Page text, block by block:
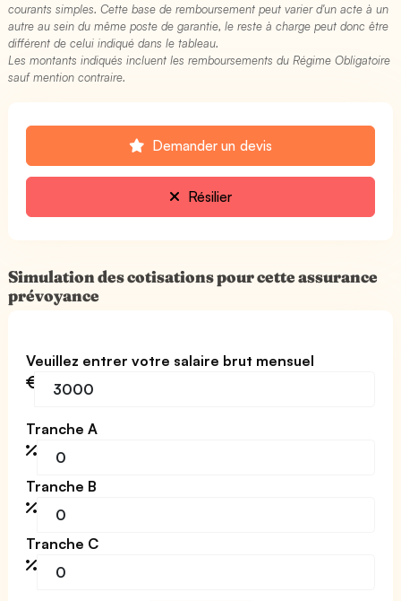
courants simples. Cette base de remboursement peut varier d'un acte à un
autre au sein du même poste de garantie, le reste à charge peut donc être
différent de celui indiqué dans le tableau.
Les montants indiqués incluent les remboursements du Régime Obligatoire
sauf mention contraire.
Demander un devis
Résilier
Simulation des cotisations pour cette assurance
prévoyance
Veuillez entrer votre salaire brut mensuel
Tranche A
Tranche B
Tranche C